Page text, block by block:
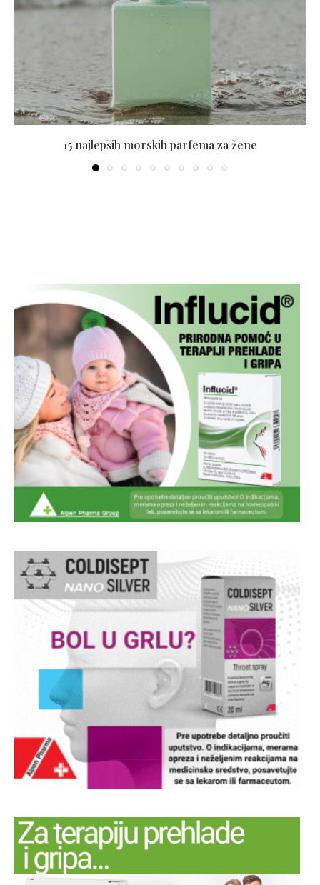
15 najlepših morskih parfema za žene